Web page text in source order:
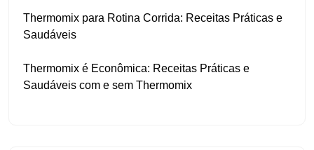
Thermomix para Rotina Corrida: Receitas Práticas e
Saudáveis
Thermomix é Econômica: Receitas Práticas e
Saudáveis com e sem Thermomix